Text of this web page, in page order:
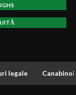
legale